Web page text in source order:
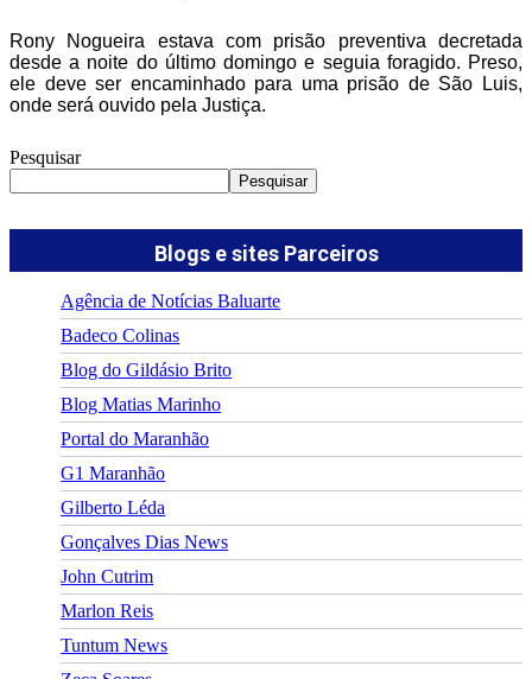
Rony Nogueira estava com prisão preventiva decretada
desde a noite do último domingo e seguia foragido. Preso,
ele deve ser encaminhado para uma prisão de São Luis,
onde será ouvido pela Justiça.
Pesquisar
Pesquisar
Blogs e sites Parceiros
Agência de Notícias Baluarte
Badeco Colinas
Blog do Gildásio Brito
Blog Matias Marinho
Portal do Maranhão
G1 Maranhão
Gilberto Léda
Gonçalves Dias News
John Cutrim
Marlon Reis
Tuntum News